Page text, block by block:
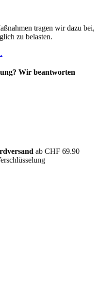
tragen wir dazu bei,
zu belasten.
Wir beantworten
ab CHF 69.90